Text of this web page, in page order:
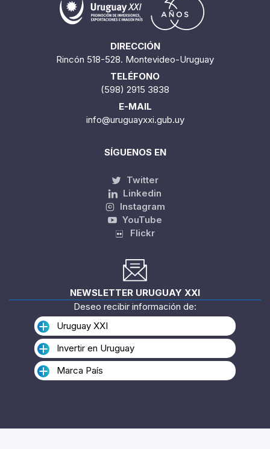
DIRECCIÓN
Rincón 518-528. Montevideo-Uruguay
TELÉFONO
(598) 2915 3838
E-MAIL
info@uruguayxxi.gub.uy
SÍGUENOS EN
Twitter
Linkedin
Instagram
YouTube
Flickr
NEWSLETTER URUGUAY XXI
Deseo recibir información de:
Uruguay XXI
Invertir en Uruguay
Marca País